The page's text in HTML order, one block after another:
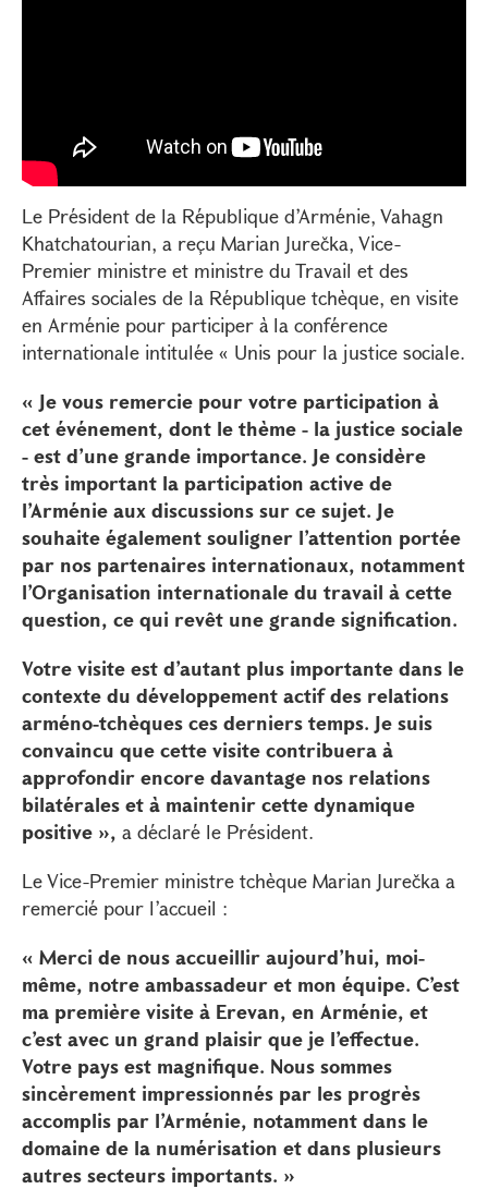
Le Président de la République d’Arménie, Vahagn
Khatchatourian, a reçu Marian Jurečka, Vice-
Premier ministre et ministre du Travail et des
Affaires sociales de la République tchèque, en visite
en Arménie pour participer à la conférence
internationale intitulée « Unis pour la justice sociale.
« Je vous remercie pour votre participation à
cet événement, dont le thème - la justice sociale
- est d’une grande importance. Je considère
très important la participation active de
l’Arménie aux discussions sur ce sujet. Je
souhaite également souligner l’attention portée
par nos partenaires internationaux, notamment
l’Organisation internationale du travail à cette
question, ce qui revêt une grande signification.
Votre visite est d’autant plus importante dans le
contexte du développement actif des relations
arméno-tchèques ces derniers temps. Je suis
convaincu que cette visite contribuera à
approfondir encore davantage nos relations
bilatérales et à maintenir cette dynamique
positive », a déclaré le Président.
Le Vice-Premier ministre tchèque Marian Jurečka a
remercié pour l’accueil :
« Merci de nous accueillir aujourd’hui, moi-
même, notre ambassadeur et mon équipe. C’est
ma première visite à Erevan, en Arménie, et
c’est avec un grand plaisir que je l’effectue.
Votre pays est magnifique. Nous sommes
sincèrement impressionnés par les progrès
accomplis par l’Arménie, notamment dans le
domaine de la numérisation et dans plusieurs
autres secteurs importants. »